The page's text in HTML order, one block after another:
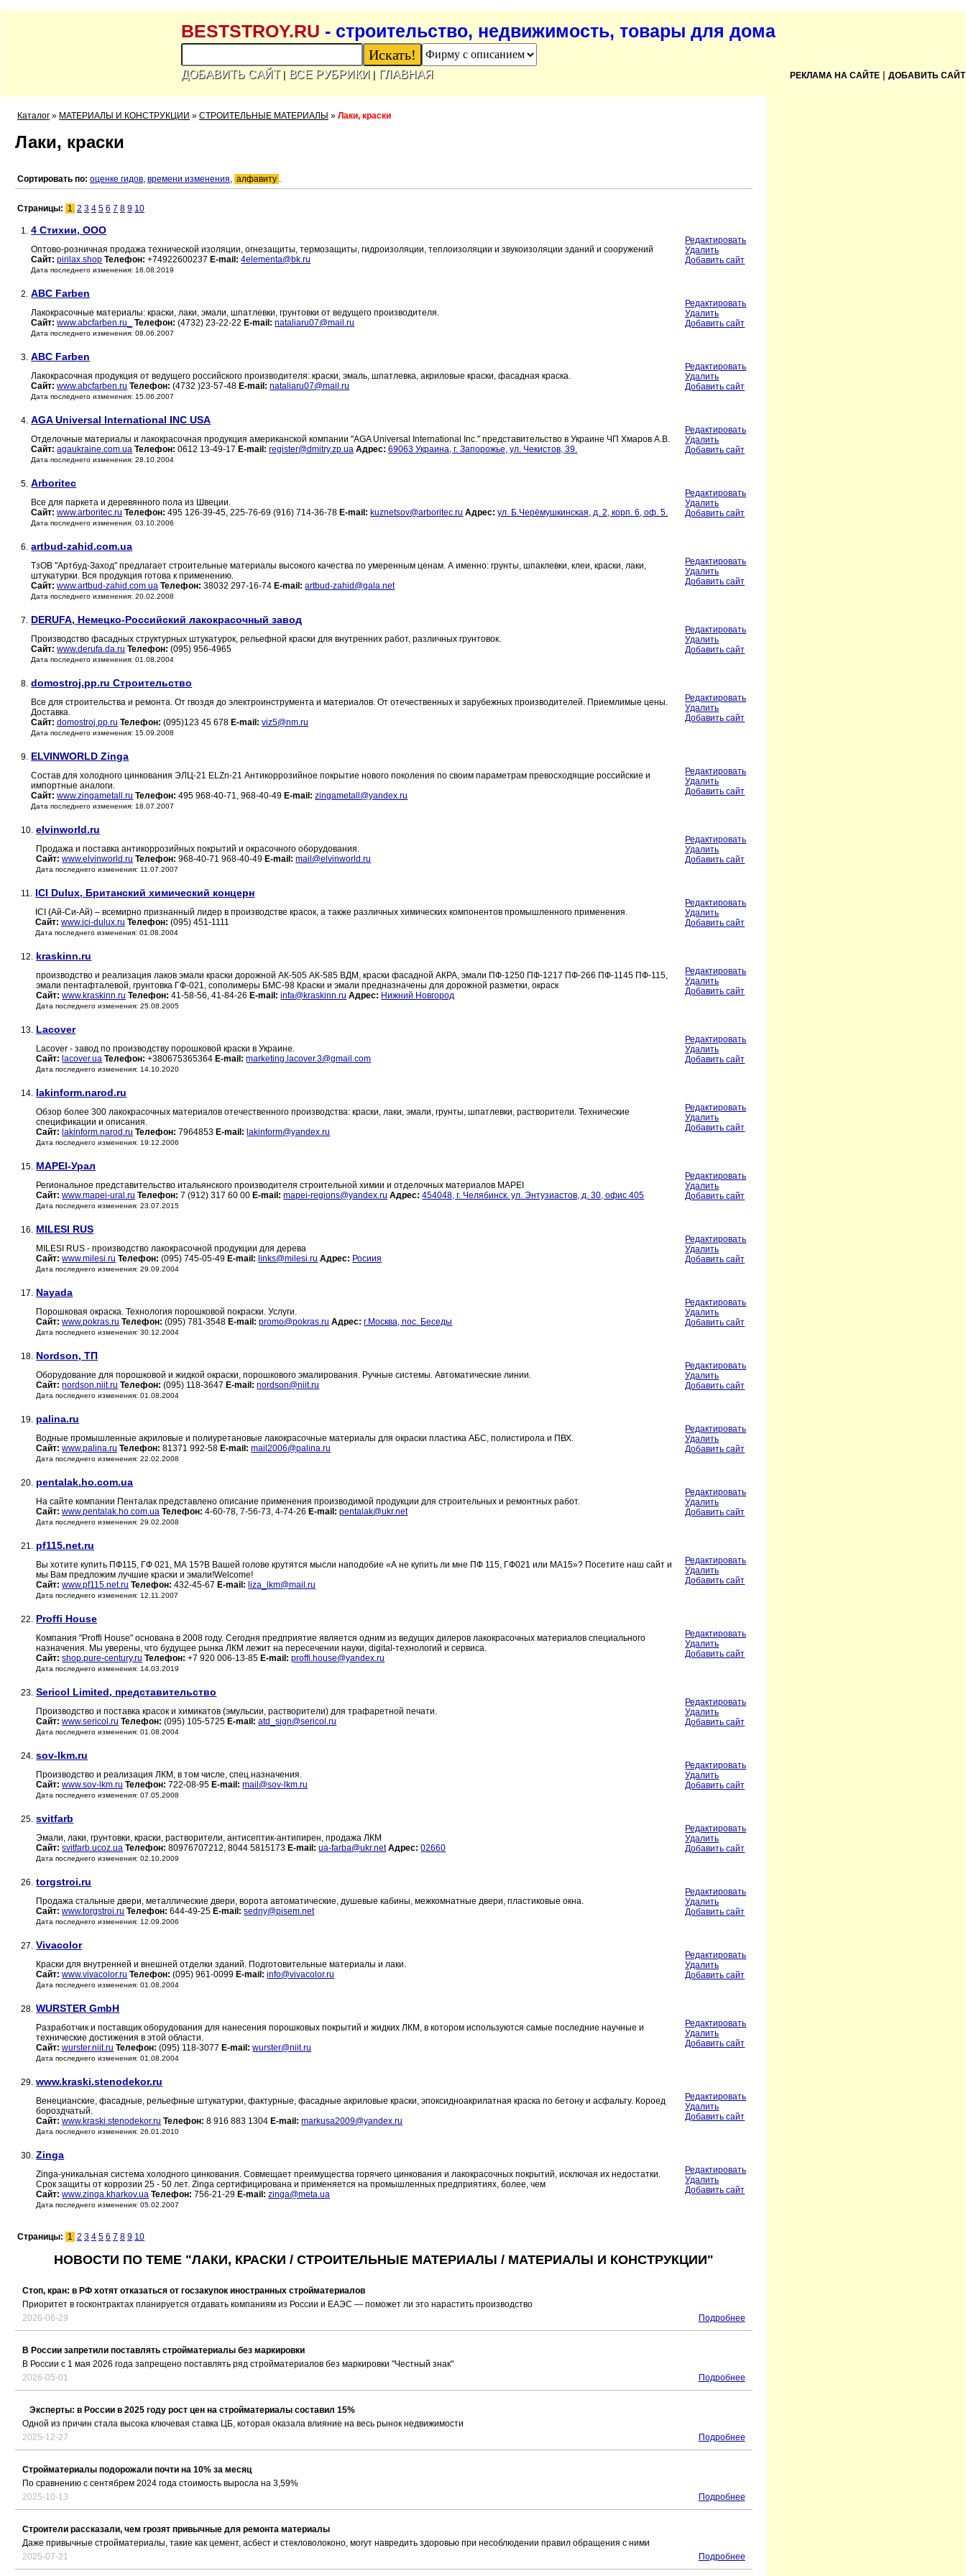
BESTSTROY.RU - строительство, недвижимость, товары для дома
ДОБАВИТЬ САЙТ| ВСЕ РУБРИКИ | ГЛАВНАЯ РЕКЛАМА НА САЙТЕ | ДОБАВИТЬ САЙТ
Каталог » МАТЕРИАЛЫ И КОНСТРУКЦИИ » СТРОИТЕЛЬНЫЕ МАТЕРИАЛЫ » Лаки, краски
Лаки, краски
Сортировать по: оценке гидов, времени изменения, алфавиту .
Страницы: 1 2 3 4 5 6 7 8 9 10
1. 4 Стихии, ООО
Оптово-розничная продажа технической изоляции, огнезащиты, термозащиты, гидроизоляции, теплоизоляции и звукоизоляции зданий и сооружений
Сайт: pirilax.shop Телефон: +74922600237 E-mail: 4elementa@bk.ru
Дата последнего изменения: 16.08.2019
Редактировать
Удалить
Добавить сайт
2. ABC Farben
Лакокрасочные материалы: краски, лаки, эмали, шпатлевки, грунтовки от ведущего производителя.
Сайт: www.abcfarben.ru_ Телефон: (4732) 23-22-22 E-mail: nataliaru07@mail.ru
Дата последнего изменения: 08.06.2007
Редактировать
Удалить
Добавить сайт
3. ABC Farben
Лакокрасочная продукция от ведущего российского производителя: краски, эмаль, шпатлевка, акриловые краски, фасадная краска.
Сайт: www.abcfarben.ru Телефон: (4732 )23-57-48 E-mail: nataliaru07@mail.ru
Дата последнего изменения: 15.06.2007
Редактировать
Удалить
Добавить сайт
4. AGA Universal International INC USA
Отделочные материалы и лакокрасочная продукция американской компании "AGA Universal International Inc." представительство в Украине ЧП Хмаров А.В.
Сайт: agaukraine.com.ua Телефон: 0612 13-49-17 E-mail: register@dmitry.zp.ua Адрес: 69063 Украина, г. Запорожье, ул. Чекистов, 39.
Дата последнего изменения: 28.10.2004
Редактировать
Удалить
Добавить сайт
5. Arboritec
Все для паркета и деревянного пола из Швеции.
Сайт: www.arboritec.ru Телефон: 495 126-39-45, 225-76-69 (916) 714-36-78 E-mail: kuznetsov@arboritec.ru Адрес: ул. Б.Черёмушкинская, д. 2, корп. 6, оф. 5.
Дата последнего изменения: 03.10.2006
Редактировать
Удалить
Добавить сайт
6. artbud-zahid.com.ua
ТзОВ "Артбуд-Заход" предлагает строительные материалы высокого качества по умеренным ценам. А именно: грунты, шпаклевки, клеи, краски, лаки,
штукатурки. Вся продукция готова к применению.
Сайт: www.artbud-zahid.com.ua Телефон: 38032 297-16-74 E-mail: artbud-zahid@gala.net
Дата последнего изменения: 20.02.2008
Редактировать
Удалить
Добавить сайт
7. DERUFA, Немецко-Российский лакокрасочный завод
Производство фасадных структурных штукатурок, рельефной краски для внутренних работ, различных грунтовок.
Сайт: www.derufa.da.ru Телефон: (095) 956-4965
Дата последнего изменения: 01.08.2004
Редактировать
Удалить
Добавить сайт
8. domostroj.pp.ru Строительство
Все для строительства и ремонта. От гвоздя до электроинструмента и материалов. От отечественных и зарубежных производителей. Приемлимые цены.
Доставка.
Сайт: domostroj.pp.ru Телефон: (095)123 45 678 E-mail: viz5@nm.ru
Дата последнего изменения: 15.09.2008
Редактировать
Удалить
Добавить сайт
9. ELVINWORLD Zinga
Состав для холодного цинкования ЭЛЦ-21 ELZn-21 Антикоррозийное покрытие нового поколения по своим параметрам превосходящие российские и
импортные аналоги.
Сайт: www.zingametall.ru Телефон: 495 968-40-71, 968-40-49 E-mail: zingametall@yandex.ru
Дата последнего изменения: 18.07.2007
Редактировать
Удалить
Добавить сайт
10. elvinworld.ru
Продажа и поставка антикоррозийных покрытий и окрасочного оборудования.
Сайт: www.elvinworld.ru Телефон: 968-40-71 968-40-49 E-mail: mail@elvinworld.ru
Дата последнего изменения: 11.07.2007
Редактировать
Удалить
Добавить сайт
11. ICI Dulux, Британский химический концерн
ICI (Ай-Си-Ай) – всемирно признанный лидер в производстве красок, а также различных химических компонентов промышленного применения.
Сайт: www.ici-dulux.ru Телефон: (095) 451-1111
Дата последнего изменения: 01.08.2004
Редактировать
Удалить
Добавить сайт
12. kraskinn.ru
производство и реализация лаков эмали краски дорожной АК-505 АК-585 ВДМ, краски фасадной АКРА, эмали ПФ-1250 ПФ-1217 ПФ-266 ПФ-1145 ПФ-115,
эмали пентафталевой, грунтовка ГФ-021, сополимеры БМС-98 Краски и эмали предназначены для дорожной разметки, окраск
Сайт: www.kraskinn.ru Телефон: 41-58-56, 41-84-26 E-mail: infa@kraskinn.ru Адрес: Нижний Новгород
Дата последнего изменения: 25.08.2005
Редактировать
Удалить
Добавить сайт
13. Lacover
Lacover - завод по производству порошковой краски в Украине.
Сайт: lacover.ua Телефон: +380675365364 E-mail: marketing.lacover.3@gmail.com
Дата последнего изменения: 14.10.2020
Редактировать
Удалить
Добавить сайт
14. lakinform.narod.ru
Обзор более 300 лакокрасочных материалов отечественного производства: краски, лаки, эмали, грунты, шпатлевки, растворители. Технические
спецификации и описания.
Сайт: lakinform.narod.ru Телефон: 7964853 E-mail: lakinform@yandex.ru
Дата последнего изменения: 19.12.2006
Редактировать
Удалить
Добавить сайт
15. MAPEI-Урал
Региональное представительство итальянского производителя строительной химии и отделочных материалов MAPEI
Сайт: www.mapei-ural.ru Телефон: 7 (912) 317 60 00 E-mail: mapei-regions@yandex.ru Адрес: 454048, г. Челябинск. ул. Энтузиастов, д. 30, офис 405
Дата последнего изменения: 23.07.2015
Редактировать
Удалить
Добавить сайт
16. MILESI RUS
MILESI RUS - производство лакокрасочной продукции для дерева
Сайт: www.milesi.ru Телефон: (095) 745-05-49 E-mail: links@milesi.ru Адрес: Росиия
Дата последнего изменения: 29.09.2004
Редактировать
Удалить
Добавить сайт
17. Nayada
Порошковая окраска. Технология порошковой покраски. Услуги.
Сайт: www.pokras.ru Телефон: (095) 781-3548 E-mail: promo@pokras.ru Адрес: г.Москва, пос. Беседы
Дата последнего изменения: 30.12.2004
Редактировать
Удалить
Добавить сайт
18. Nordson, ТП
Оборудование для порошковой и жидкой окраски, порошкового эмалирования. Ручные системы. Автоматические линии.
Сайт: nordson.niit.ru Телефон: (095) 118-3647 E-mail: nordson@niit.ru
Дата последнего изменения: 01.08.2004
Редактировать
Удалить
Добавить сайт
19. palina.ru
Водные промышленные акриловые и полиуретановые лакокрасочные материалы для окраски пластика АБС, полистирола и ПВХ.
Сайт: www.palina.ru Телефон: 81371 992-58 E-mail: mail2006@palina.ru
Дата последнего изменения: 22.02.2008
Редактировать
Удалить
Добавить сайт
20. pentalak.ho.com.ua
На сайте компании Пенталак представлено описание применения производимой продукции для строительных и ремонтных работ.
Сайт: www.pentalak.ho.com.ua Телефон: 4-60-78, 7-56-73, 4-74-26 E-mail: pentalak@ukr.net
Дата последнего изменения: 29.02.2008
Редактировать
Удалить
Добавить сайт
21. pf115.net.ru
Вы хотите купить ПФ115, ГФ 021, МА 15?В Вашей голове крутятся мысли наподобие «А не купить ли мне ПФ 115, ГФ021 или МА15»? Посетите наш сайт и
мы Вам предложим лучшие краски и эмали!Welcome!
Сайт: www.pf115.net.ru Телефон: 432-45-67 E-mail: liza_lkm@mail.ru
Дата последнего изменения: 12.11.2007
Редактировать
Удалить
Добавить сайт
22. Proffi House
Компания "Proffi House" основана в 2008 году. Сегодня предприятие является одним из ведущих дилеров лакокрасочных материалов специального
назначения. Мы уверены, что будущее рынка ЛКМ лежит на пересечении науки, digital-технологий и сервиса.
Сайт: shop.pure-century.ru Телефон: +7 920 006-13-85 E-mail: proffi.house@yandex.ru
Дата последнего изменения: 14.03.2019
Редактировать
Удалить
Добавить сайт
23. Sericol Limited, представительство
Производство и поставка красок и химикатов (эмульсии, растворители) для трафаретной печати.
Сайт: www.sericol.ru Телефон: (095) 105-5725 E-mail: atd_sign@sericol.ru
Дата последнего изменения: 01.08.2004
Редактировать
Удалить
Добавить сайт
24. sov-lkm.ru
Производство и реализация ЛКМ, в том числе, спец.назначения.
Сайт: www.sov-lkm.ru Телефон: 722-08-95 E-mail: mail@sov-lkm.ru
Дата последнего изменения: 07.05.2008
Редактировать
Удалить
Добавить сайт
25. svitfarb
Эмали, лаки, грунтовки, краски, растворители, антисептик-антипирен, продажа ЛКМ
Сайт: svitfarb.ucoz.ua Телефон: 80976707212, 8044 5815173 E-mail: ua-farba@ukr.net Адрес: 02660
Дата последнего изменения: 02.10.2009
Редактировать
Удалить
Добавить сайт
26. torgstroi.ru
Продажа стальные двери, металлические двери, ворота автоматические, душевые кабины, межкомнатные двери, пластиковые окна.
Сайт: www.torgstroi.ru Телефон: 644-49-25 E-mail: sedny@pisem.net
Дата последнего изменения: 12.09.2006
Редактировать
Удалить
Добавить сайт
27. Vivacolor
Краски для внутренней и внешней отделки зданий. Подготовительные материалы и лаки.
Сайт: www.vivacolor.ru Телефон: (095) 961-0099 E-mail: info@vivacolor.ru
Дата последнего изменения: 01.08.2004
Редактировать
Удалить
Добавить сайт
28. WURSTER GmbH
Разработчик и поставщик оборудования для нанесения порошковых покрытий и жидких ЛКМ, в котором используются самые последние научные и
технические достижения в этой области.
Сайт: wurster.niit.ru Телефон: (095) 118-3077 E-mail: wurster@niit.ru
Дата последнего изменения: 01.08.2004
Редактировать
Удалить
Добавить сайт
29. www.kraski.stenodekor.ru
Венецианские, фасадные, рельефные штукатурки, фактурные, фасадные акриловые краски, эпоксидноакрилатная краска по бетону и асфальту. Короед
бороздчатый.
Сайт: www.kraski.stenodekor.ru Телефон: 8 916 883 1304 E-mail: markusa2009@yandex.ru
Дата последнего изменения: 26.01.2010
Редактировать
Удалить
Добавить сайт
30. Zinga
Zinga-уникальная система холодного цинкования. Совмещает преимущества горячего цинкования и лакокрасочных покрытий, исключая их недостатки.
Срок защиты от коррозии 25 - 50 лет. Zinga сертифицирована и применяется на промышленных предприятиях, более, чем
Сайт: www.zinga.kharkov.ua Телефон: 756-21-29 E-mail: zinga@meta.ua
Дата последнего изменения: 05.02.2007
Редактировать
Удалить
Добавить сайт
Страницы: 1 2 3 4 5 6 7 8 9 10
НОВОСТИ ПО ТЕМЕ "ЛАКИ, КРАСКИ / СТРОИТЕЛЬНЫЕ МАТЕРИАЛЫ / МАТЕРИАЛЫ И КОНСТРУКЦИИ"
Стоп, кран: в РФ хотят отказаться от госзакупок иностранных стройматериалов
Приоритет в госконтрактах планируется отдавать компаниям из России и ЕАЭС — поможет ли это нарастить производство
2026-06-29
Подробнее
В России запретили поставлять стройматериалы без маркировки
В России с 1 мая 2026 года запрещено поставлять ряд стройматериалов без маркировки "Честный знак"
2026-05-01
Подробнее
Эксперты: в России в 2025 году рост цен на стройматериалы составил 15%
Одной из причин стала высока ключевая ставка ЦБ, которая оказала влияние на весь рынок недвижимости
2025-12-27
Подробнее
Стройматериалы подорожали почти на 10% за месяц
По сравнению с сентябрем 2024 года стоимость выросла на 3,59%
2025-10-13
Подробнее
Строители рассказали, чем грозят привычные для ремонта материалы
Даже привычные стройматериалы, такие как цемент, асбест и стекловолоконо, могут навредить здоровью при несоблюдении правил обращения с ними
2025-07-21
Подробнее